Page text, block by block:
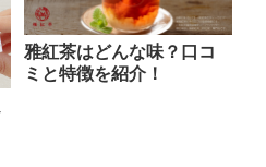
雅紅茶はどんな味？口コ
ミと特徴を紹介！